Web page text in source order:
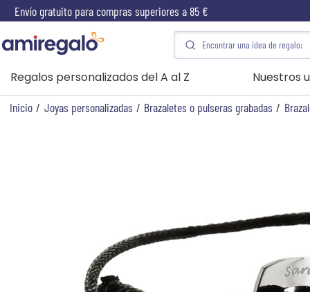
Envío gratuito para compras superiores a 85 €
Regalos personalizados del A al Z Nuestros
Inicio / Joyas personalizadas / Brazaletes o pulseras grabadas /